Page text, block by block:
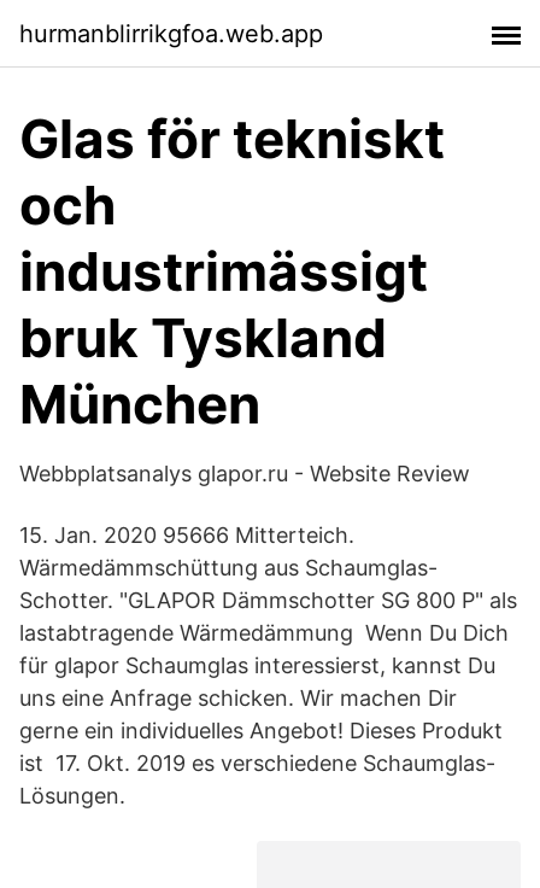
hurmanblirrikgfoa.web.app
Glas för tekniskt
och
industrimässigt
bruk Tyskland
München
Webbplatsanalys glapor.ru - Website Review
15. Jan. 2020 95666 Mitterteich.
Wärmedämmschüttung aus Schaumglas-
Schotter. "GLAPOR Dämmschotter SG 800 P" als
lastabtragende Wärmedämmung Wenn Du Dich
für glapor Schaumglas interessierst, kannst Du
uns eine Anfrage schicken. Wir machen Dir
gerne ein individuelles Angebot! Dieses Produkt
ist 17. Okt. 2019 es verschiedene Schaumglas-
Lösungen.